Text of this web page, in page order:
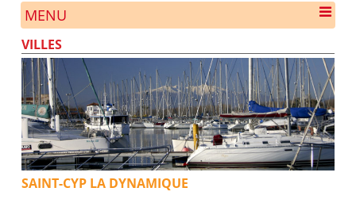
MENU
VILLES
SAINT-CYP LA DYNAMIQUE